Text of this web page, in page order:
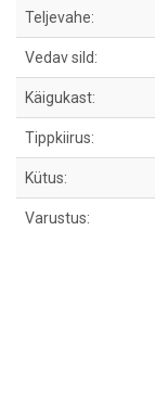
Teljevahe:
Vedav sild:
Käigukast:
Tippkiirus:
Kütus:
Varustus: